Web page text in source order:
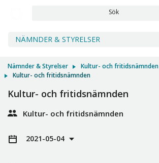
Sök
NÄMNDER & STYRELSER
Nämnder & Styrelser
Kultur- och fritidsnämnden
Kultur- och fritidsnämnden
Kultur- och fritidsnämnden
Kultur- och fritidsnämnden
2021-05-04